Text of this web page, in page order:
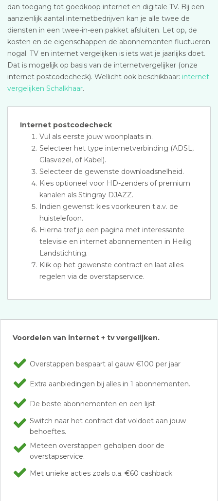
dan toegang tot goedkoop internet en digitale TV. Bij een
aanzienlijk aantal internetbedrijven kan je alle twee de
diensten in een twee-in-een pakket afsluiten. Let op, de
kosten en de eigenschappen de abonnementen fluctueren
nogal. TV en internet vergelijken is iets wat je jaarlijks doet.
Dat is mogelijk op basis van de internetvergelijker (onze
internet postcodecheck). Wellicht ook beschikbaar: internet
vergelijken Schalkhaar.
Internet postcodecheck
Vul als eerste jouw woonplaats in.
Selecteer het type internetverbinding (ADSL,
Glasvezel, of Kabel).
Selecteer de gewenste downloadsnelheid.
Kies optioneel voor HD-zenders of premium
kanalen als Stingray DJAZZ.
Indien gewenst: kies voorkeuren t.a.v. de
huistelefoon.
Hierna tref je een pagina met interessante
televisie en internet abonnementen in Heilig
Landstichting.
Klik op het gewenste contract en laat alles
regelen via de overstapservice.
Voordelen van internet + tv vergelijken.
Overstappen bespaart al gauw €100 per jaar
Extra aanbiedingen bij alles in 1 abonnementen.
De beste abonnementen en een lijst.
Switch naar het contract dat voldoet aan jouw
behoeftes.
Meteen overstappen geholpen door de
overstapservice.
Met unieke acties zoals o.a. €60 cashback.